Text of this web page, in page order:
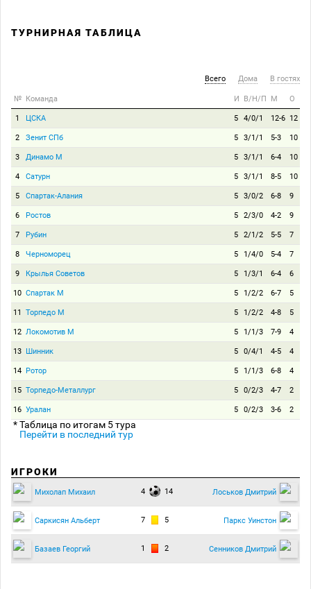
ТУРНИРНАЯ ТАБЛИЦА
Всего Дома В гостях
№ Команда И В/Н/П М О
1 ЦСКА 5 4/0/1 12-6 12
2 Зенит СПб 5 3/1/1 5-3 10
3 Динамо М 5 3/1/1 6-4 10
4 Сатурн 5 3/1/1 8-5 10
5 Спартак-Алания 5 3/0/2 6-8 9
6 Ростов 5 2/3/0 4-2 9
7 Рубин 5 2/1/2 5-5 7
8 Черноморец 5 1/4/0 5-4 7
9 Крылья Советов 5 1/3/1 6-4 6
10 Спартак М 5 1/2/2 6-7 5
11 Торпедо М 5 1/2/2 4-8 5
12 Локомотив М 5 1/1/3 7-9 4
13 Шинник 5 0/4/1 4-5 4
14 Ротор 5 1/1/3 6-8 4
15 Торпедо-Металлург 5 0/2/3 4-7 2
16 Уралан 5 0/2/3 3-6 2
* Таблица по итогам 5 тура
Перейти в последний тур
ИГРОКИ
Михолап Михаил 4 14 Лоськов Дмитрий
Саркисян Альберт 7 5 Паркс Уинстон
Базаев Георгий 1 2 Сенников Дмитрий